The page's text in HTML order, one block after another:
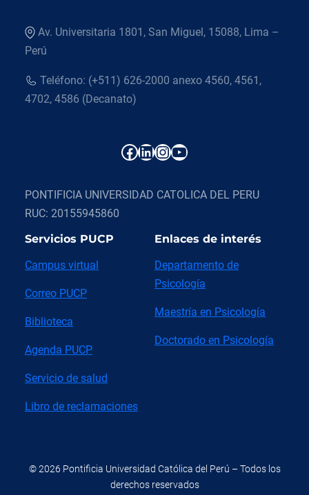
Av. Universitaria 1801, San Miguel, 15088, Lima –
Perú
Teléfono: (+511) 626-2000 anexo 4560, 4561,
4702, 4586 (Decanato)
Facebook LinkedIn InstagramYouTube
PONTIFICIA UNIVERSIDAD CATOLICA DEL PERU
RUC: 20155945860
Servicios PUCP
Campus virtual
Correo PUCP
Biblioteca
Agenda PUCP
Servicio de salud
Libro de reclamaciones
Enlaces de interés
Departamento de
Psicología
Maestría en Psicología
Doctorado en Psicología
© 2026 Pontificia Universidad Católica del Perú – Todos los
derechos reservados